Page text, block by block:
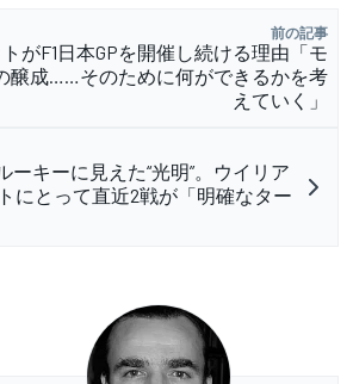
前の記事
がF1日本GPを開催し続ける理由「モ
醸成……そのために何ができるかを考
えていく」
ーキーに見えた“光明”。ウイリア
にとって直近2戦が「明確なター